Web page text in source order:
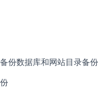
份数据库和网站目录备份